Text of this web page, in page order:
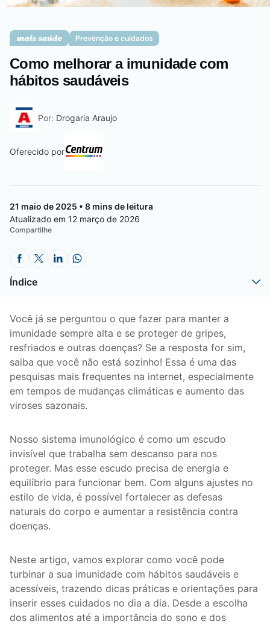
Prevenção e cuidados
Como melhorar a imunidade com
hábitos saudáveis
Por: Drogaria Araujo
Oferecido por
21 maio de 2025 • 8 mins de leitura
Atualizado em 12 março de 2026
Compartilhe
Índice
Você já se perguntou o que fazer para manter a
imunidade sempre alta e se proteger de gripes,
resfriados e outras doenças? Se a resposta for sim,
saiba que você não está sozinho! Essa é uma das
pesquisas mais frequentes na internet, especialmente
em tempos de mudanças climáticas e aumento das
viroses sazonais.
Nosso sistema imunológico é como um escudo
invisível que trabalha sem descanso para nos
proteger. Mas esse escudo precisa de energia e
equilíbrio para funcionar bem. Com alguns ajustes no
estilo de vida, é possível fortalecer as defesas
naturais do corpo e aumentar a resistência contra
doenças.
Neste artigo, vamos explorar como você pode
turbinar a sua imunidade com hábitos saudáveis e
acessíveis, trazendo dicas práticas e orientações para
inserir esses cuidados no dia a dia. Desde a escolha
dos alimentos até a importância do sono e dos